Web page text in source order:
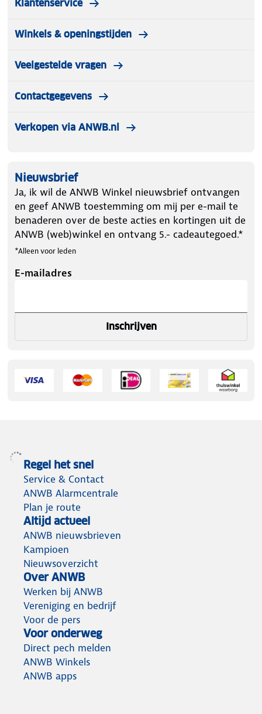
Klantenservice
Winkels & openingstijden
Veelgestelde vragen
Contactgegevens
Verkopen via ANWB.nl
Nieuwsbrief
Ja, ik wil de ANWB Winkel nieuwsbrief ontvangen
en geef ANWB toestemming om mij per e-mail te
benaderen over de beste acties en kortingen uit de
ANWB (web)winkel en ontvang 5.- cadeautegoed.*
*Alleen voor leden
E-mailadres
Inschrijven
Regel het snel
Service & Contact
ANWB Alarmcentrale
Plan je route
Altijd actueel
ANWB nieuwsbrieven
Kampioen
Nieuwsoverzicht
Over ANWB
Werken bij ANWB
Vereniging en bedrijf
Voor de pers
Voor onderweg
Direct pech melden
ANWB Winkels
ANWB apps